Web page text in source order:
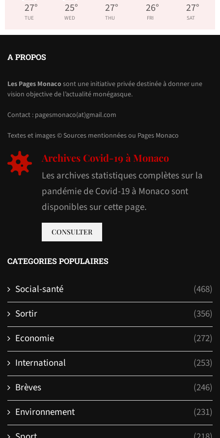
27°
TUE
25°
WED
27°
THU
26°
FRI
27°
SAT
A PROPOS
Les Pages Monacosont une initiative privée destinée à donner une
vision objective de l’actualité monégasque.
Contact : pagesmonaco(at)gmail.com
Textes et images © Sources mentionnées ou Pages Monaco
Archives Covid-19 à Monaco
Les archives statistiques complètes sur la
pandémie de Covid-19 à Monaco sont
disponibles sur cette page.
CONSULTER
CATEGORIES POPULAIRES
Social-santé
(468)
Sortir
(356)
Economie
(272)
International
(253)
Brèves
(246)
Environnement
(231)